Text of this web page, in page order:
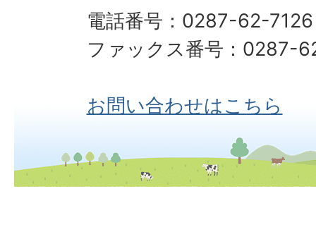
電話番号：0287-62-7126
ファックス番号：0287-
お問い合わせはこちら